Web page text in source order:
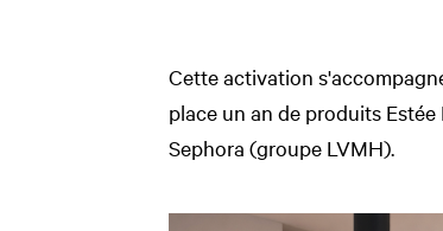
Cette activation
place un an de produits
Sephora (groupe LVMH).